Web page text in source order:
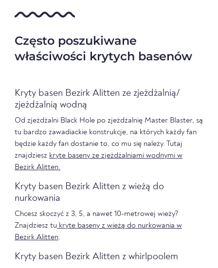
Często poszukiwane
właściwości krytych basenów
Kryty basen Bezirk Alitten ze zjeżdżalnią/
zjeżdżalnią wodną
Od zjeżdżalni Black Hole po zjeżdżalnię Master Blaster, są
tu bardzo zawadiackie konstrukcje, na których każdy fan
będzie każdy fan dostanie to, co mu się należy. Tutaj
znajdziesz kryte baseny ze zjeżdżalniami wodnymi w
Bezirk Alitten.
Kryty basen Bezirk Alitten z wieżą do
nurkowania
Chcesz skoczyć z 3, 5, a nawet 10-metrowej wieży?
Znajdziesz tu kryte baseny z wieżą do nurkowania w
Bezirk Alitten.
Kryty basen Bezirk Alitten z whirlpoolem